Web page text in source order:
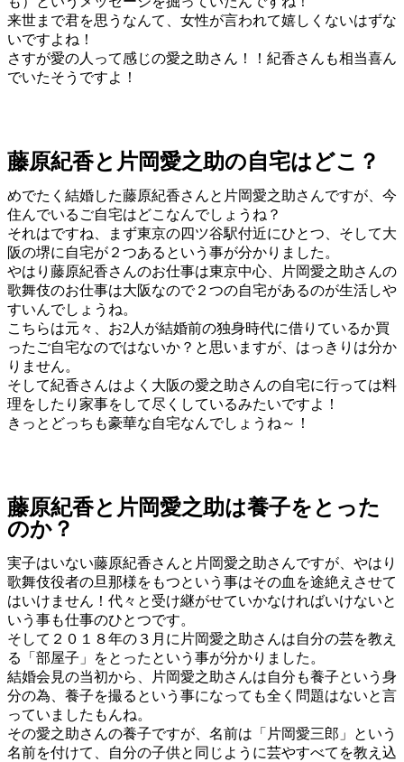
来世まで君を思うなんて、女性が言われて嬉しくないはずな
いですよね！
さすが愛の人って感じの愛之助さん！！紀香さんも相当喜ん
でいたそうですよ！
藤原紀香と片岡愛之助の自宅はどこ？
めでたく結婚した藤原紀香さんと片岡愛之助さんですが、今
住んでいるご自宅はどこなんでしょうね？
それはですね、まず東京の四ツ谷駅付近にひとつ、そして大
阪の堺に自宅が２つあるという事が分かりました。
やはり藤原紀香さんのお仕事は東京中心、片岡愛之助さんの
歌舞伎のお仕事は大阪なので２つの自宅があるのが生活しや
すいんでしょうね。
こちらは元々、お2人が結婚前の独身時代に借りているか買
ったご自宅なのではないか？と思いますが、はっきりは分か
りません。
そして紀香さんはよく大阪の愛之助さんの自宅に行っては料
理をしたり家事をして尽くしているみたいですよ！
きっとどっちも豪華な自宅なんでしょうね～！
藤原紀香と片岡愛之助は養子をとった
のか？
実子はいない藤原紀香さんと片岡愛之助さんですが、やはり
歌舞伎役者の旦那様をもつという事はその血を途絶えさせて
はいけません！代々と受け継がせていかなければいけないと
いう事も仕事のひとつです。
そして２０１８年の３月に片岡愛之助さんは自分の芸を教え
る「部屋子」をとったという事が分かりました。
結婚会見の当初から、片岡愛之助さんは自分も養子という身
分の為、養子を撮るという事になっても全く問題はないと言
っていましたもんね。
その愛之助さんの養子ですが、名前は「片岡愛三郎」という
名前を付けて、自分の子供と同じように芸やすべてを教え込